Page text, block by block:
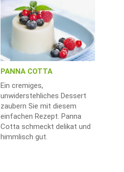
PANNA COTTA
Ein cremiges,
unwiderstehliches Dessert
zaubern Sie mit diesem
einfachen Rezept. Panna
Cotta schmeckt delikat und
himmlisch gut.